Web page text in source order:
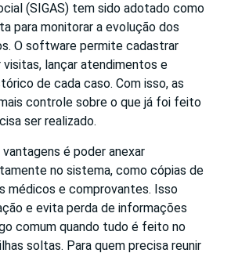
(SIGAS) tem sido adotado como
para monitorar a evolução dos
O software permite cadastrar
lançar atendimentos e
de cada caso. Com isso, as
controle sobre o que já foi feito
ser realizado.
é poder anexar
no sistema, como cópias de
médicos e comprovantes. Isso
e evita perda de informações
comum quando tudo é feito no
soltas. Para quem precisa reunir